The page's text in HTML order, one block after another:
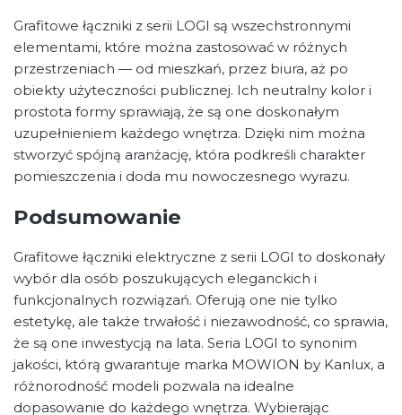
Grafitowe łączniki z serii LOGI są wszechstronnymi
elementami, które można zastosować w różnych
przestrzeniach — od mieszkań, przez biura, aż po
obiekty użyteczności publicznej. Ich neutralny kolor i
prostota formy sprawiają, że są one doskonałym
uzupełnieniem każdego wnętrza. Dzięki nim można
stworzyć spójną aranżację, która podkreśli charakter
pomieszczenia i doda mu nowoczesnego wyrazu.
Podsumowanie
Grafitowe łączniki elektryczne z serii LOGI to doskonały
wybór dla osób poszukujących eleganckich i
funkcjonalnych rozwiązań. Oferują one nie tylko
estetykę, ale także trwałość i niezawodność, co sprawia,
że są one inwestycją na lata. Seria LOGI to synonim
jakości, którą gwarantuje marka MOWION by Kanlux, a
różnorodność modeli pozwala na idealne
dopasowanie do każdego wnętrza. Wybierając